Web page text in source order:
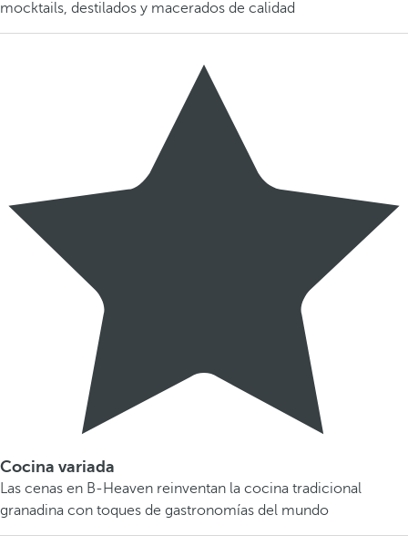
mocktails, destilados y macerados de calidad
Cocina variada
Las cenas en B-Heaven reinventan la cocina tradicional
granadina con toques de gastronomías del mundo